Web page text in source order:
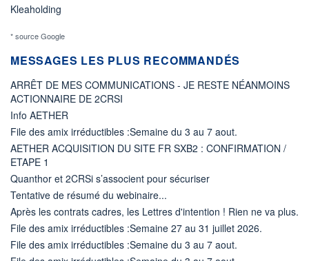
Kleaholding
* source Google
MESSAGES LES PLUS RECOMMANDÉS
ARRÊT DE MES COMMUNICATIONS - JE RESTE NÉANMOINS
ACTIONNAIRE DE 2CRSI
Info AETHER
File des amix irréductibles :Semaine du 3 au 7 aout.
AETHER ACQUISITION DU SITE FR SXB2 : CONFIRMATION /
ETAPE 1
Quanthor et 2CRSi s’associent pour sécuriser
Tentative de résumé du webinaire...
Après les contrats cadres, les Lettres d'intention ! Rien ne va plus.
File des amix irréductibles :Semaine 27 au 31 juillet 2026.
File des amix irréductibles :Semaine du 3 au 7 aout.